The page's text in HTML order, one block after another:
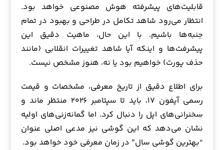
قابلیت‌های پیشرفته هوش مصنوعی خواهد بود.
انتظار می‌رود شاهد تکامل در طراحی و بهبود در تمام
جنبه‌ها باشیم. با این حال، ماهیت دقیق این
پیشرفت‌ها و اینکه آیا شاهد تغییرات انقلابی (مانند
حذف پورت) خواهیم بود یا نه، هنوز مشخص نیست.
برای اطلاع دقیق از تاریخ معرفی، مشخصات و قیمت
رسمی آیفون ۱۷، باید تا سپتامبر ۲۰۲۶ منتظر ماند و
سخنرانی‌های اپل را دنبال کرد. اما گمانه‌زنی‌های اولیه
نشان می‌دهد که این گوشی نیز مدعی اصلی عنوان
“بهترین گوشی سال” در زمان معرفی خود خواهد بود.